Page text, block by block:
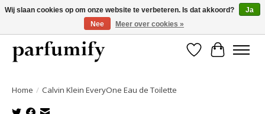
750+ Geuren | Gratis verzending | Maandelijks opzegbaar
Verlanglijst
Home / Calvin Klein EveryOne Eau de Toilette
Wij slaan cookies op om onze website te verbeteren. Is dat akkoord?
Ja
Nee
Meer over cookies »